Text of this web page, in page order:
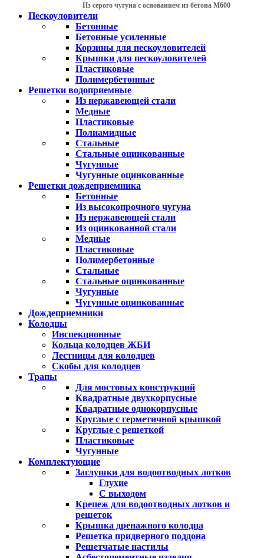
Из серого чугуна с основанием из бетона М600
Пескоуловители
Бетонные
Бетонные усиленные
Корзины для пескоуловителей
Крышки для пескоуловителей
Пластиковые
Полимербетонные
Решетки водоприемные
Из нержавеющей стали
Медные
Пластиковые
Полиамидные
Стальные
Стальные оцинкованные
Чугунные
Чугунные оцинкованные
Решетки дождеприемника
Бетонные
Из высокопрочного чугуна
Из нержавеющей стали
Из оцинкованной стали
Медные
Пластиковые
Полимербетонные
Стальные
Стальные оцинкованные
Чугунные
Чугунные оцинкованные
Дождеприемники
Колодцы
Инспекционные
Кольца колодцев ЖБИ
Лестницы для колодцев
Скобы для колодцев
Трапы
Для мостовых конструкций
Квадратные двухкорпусные
Квадратные однокорпусные
Круглые с герметичной крышкой
Круглые с решеткой
Пластиковые
Чугунные
Комплектующие
Заглушки для водоотводных лотков
Глухие
С выходом
Крепеж для водоотводных лотков и
решеток
Крышка дренажного колодца
Решетка придверного поддона
Решетчатые настилы